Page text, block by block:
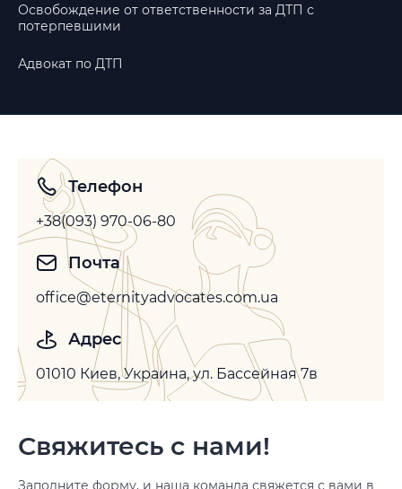
Освобождение от ответственности за ДТП с
потерпевшими
Адвокат по ДТП
Телефон
+38(093) 970-06-80
Почта
office@eternityadvocates.com.ua
Адрес
01010 Киев, Украина, ул. Бассейная 7в
Свяжитесь с нами!
Заполните форму, и наша команда свяжется с вами в